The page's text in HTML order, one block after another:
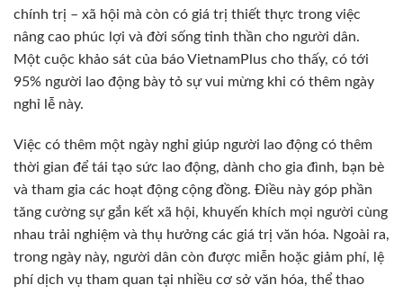
chính trị – xã hội mà còn có giá trị thiết thực trong việc
nâng cao phúc lợi và đời sống tinh thần cho người dân.
Một cuộc khảo sát của báo VietnamPlus cho thấy, có tới
95% người lao động bày tỏ sự vui mừng khi có thêm ngày
nghỉ lễ này.
Việc có thêm một ngày nghỉ giúp người lao động có thêm
thời gian để tái tạo sức lao động, dành cho gia đình, bạn bè
và tham gia các hoạt động cộng đồng. Điều này góp phần
tăng cường sự gắn kết xã hội, khuyến khích mọi người cùng
nhau trải nghiệm và thụ hưởng các giá trị văn hóa. Ngoài ra,
trong ngày này, người dân còn được miễn hoặc giảm phí, lệ
phí dịch vụ tham quan tại nhiều cơ sở văn hóa, thể thao